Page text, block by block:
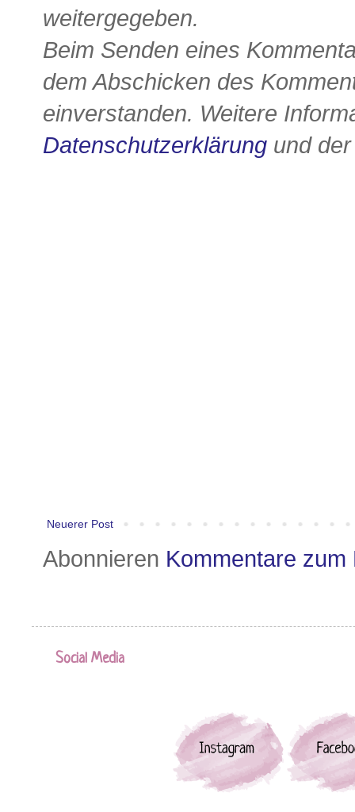
weitergegeben.
Beim Senden eines
dem Abschicken des
einverstanden. Weitere
Datenschutzerklärung und
Neuerer Post
Abonnieren Kommentare zum
Social Media